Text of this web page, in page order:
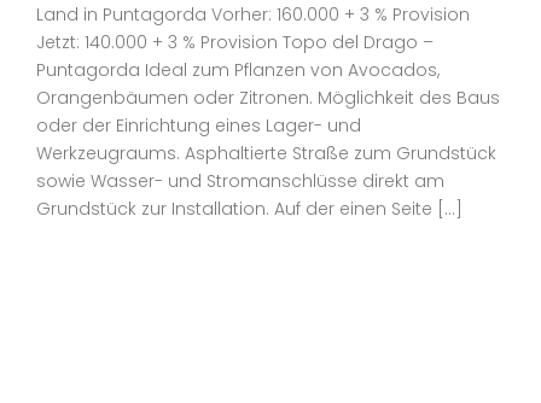
Land in Puntagorda Vorher: 160.000 + 3 % Provision
Jetzt: 140.000 + 3 % Provision Topo del Drago –
Puntagorda Ideal zum Pflanzen von Avocados,
Orangenbäumen oder Zitronen. Möglichkeit des Baus
oder der Einrichtung eines Lager- und
Werkzeugraums. Asphaltierte Straße zum Grundstück
sowie Wasser- und Stromanschlüsse direkt am
Grundstück zur Installation. Auf der einen Seite […]